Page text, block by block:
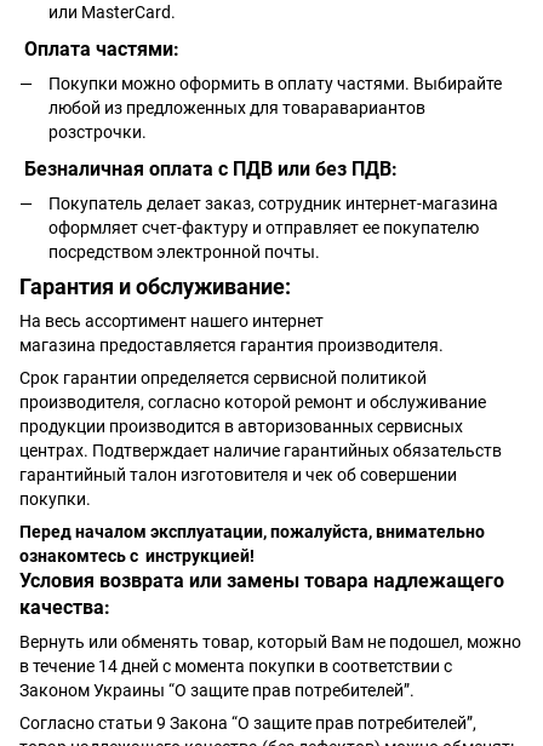
или MasterCard.
Оплата частями:
Покупки можно оформить в оплату частями. Выбирайте
любой из предложенных для товаравариантов
розстрочки.
Безналичная оплата с ПДВ или без ПДВ:
Покупатель делает заказ, сотрудник интернет-магазина
оформляет счет-фактуру и отправляет ее покупателю
посредством электронной почты.
Гарантия и обслуживание:
На весь ассортимент нашего интернет
магазина предоставляется гарантия производителя.
Срок гарантии определяется сервисной политикой
производителя, согласно которой ремонт и обслуживание
продукции производится в авторизованных сервисных
центрах. Подтверждает наличие гарантийных обязательств
гарантийный талон изготовителя и чек об совершении
покупки.
Перед началом эксплуатации, пожалуйста, внимательно
ознакомтесь с инструкцией!
Условия возврата или замены товара надлежащего
качества:
Вернуть или обменять товар, который Вам не подошел, можно
в течение 14 дней с момента покупки в соответствии с
Законом Украины “О защите прав потребителей”.
Согласно статьи 9 Закона “О защите прав потребителей”,